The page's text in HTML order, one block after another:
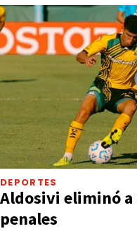
DEPORTES
Aldosivi eliminó
penales